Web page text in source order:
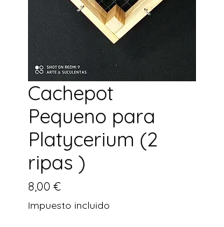
Cachepot
Pequeno para
Platycerium (2
ripas )
8,00 €Precio
Impuesto incluido